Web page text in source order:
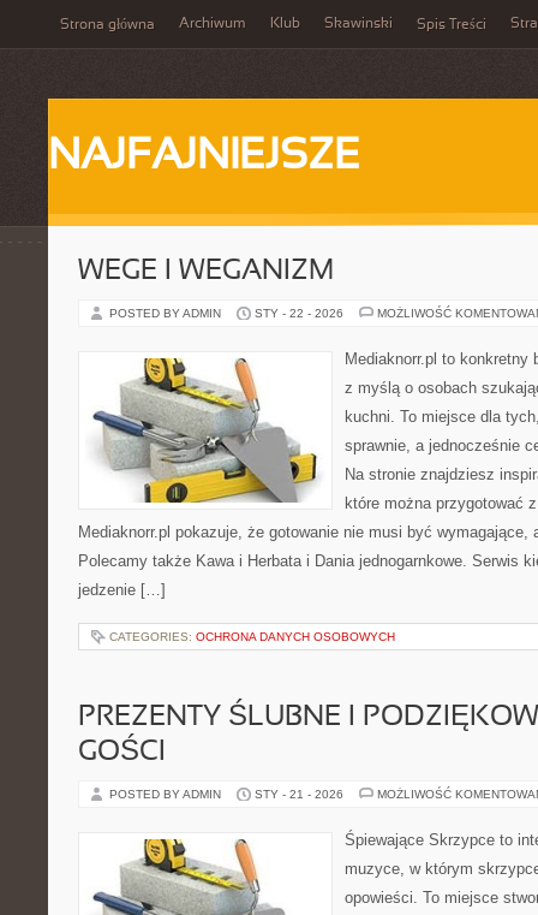
Strona główna Archiwum Klub Skawinski Spis Treści
NAJFAJNIEJSZE
WEGE I WEGANIZM
POSTED BY ADMIN STY - 22 - 2026 MOŻLIWOŚĆ
Mediaknorr.pl to konkretny
z myślą o osobach
kuchni. To miejsce dla
sprawnie, a jednocześnie
Na stronie znajdziesz
które można przygotować
Mediaknorr.pl pokazuje, że gotowanie nie musi być wymagające,
Polecamy także Kawa i Herbata i Dania jednogarnkowe. Serwis
jedzenie […]
CATEGORIES: OCHRONA DANYCH OSOBOWYCH
PREZENTY ŚLUBNE I
GOŚCI
POSTED BY ADMIN STY - 21 - 2026 MOŻLIWOŚĆ
Śpiewające Skrzypce to
muzyce, w którym
opowieści. To miejsce